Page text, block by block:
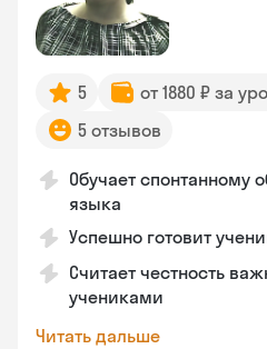
5 от 1880 ₽ за
5 отзывов
Обучает спонтанному
языка
Успешно готовит
Считает честность
учениками
Читать дальше